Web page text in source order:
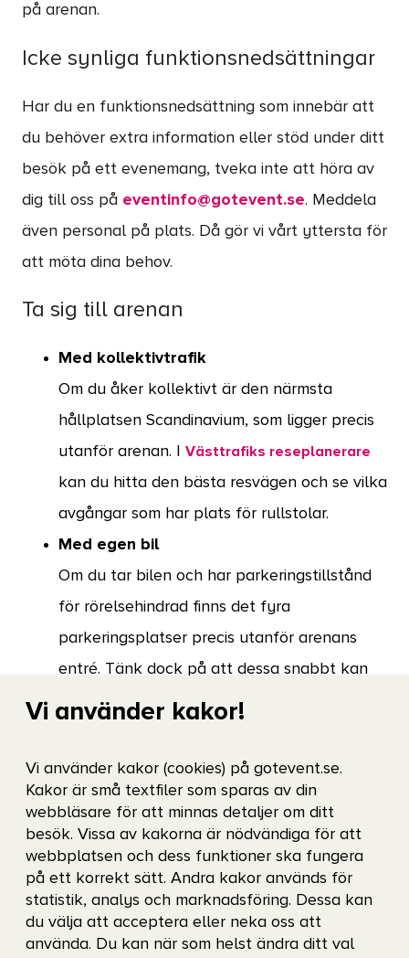
på arenan.
Icke synliga funktionsnedsättningar
Har du en funktionsnedsättning som innebär att
du behöver extra information eller stöd under ditt
besök på ett evenemang, tveka inte att höra av
dig till oss på eventinfo@gotevent.se. Meddela
även personal på plats. Då gör vi vårt yttersta för
att möta dina behov.
Ta sig till arenan
Med kollektivtrafik
Om du åker kollektivt är den närmsta
hållplatsen Scandinavium, som ligger precis
utanför arenan. I Västtrafiks reseplanerare
kan du hitta den bästa resvägen och se vilka
avgångar som har plats för rullstolar.
Med egen bil
Om du tar bilen och har parkeringstillstånd
för rörelsehindrad finns det fyra
parkeringsplatser precis utanför arenans
entré. Tänk dock på att dessa snabbt kan
bli upptagna vid evenemang.
Åker du med färdtjänst stannar de så nära
arenan som möjligt, ofta intill
rullstolsrampen som leder upp till arenans
entré. Uppge "Scandinavium, Valhallagatan
1" vid din beställning. Bokar du färdtjänst för
att ta dig från evenemanget rekommenderar
vi att du har cirka en halvtimme till godo på
Vi använder kakor!
Vi använder kakor (cookies) på gotevent.se.
Kakor är små textfiler som sparas av din
webbläsare för att minnas detaljer om ditt
besök. Vissa av kakorna är nödvändiga för att
webbplatsen och dess funktioner ska fungera
på ett korrekt sätt. Andra kakor används för
statistik, analys och marknadsföring. Dessa kan
du välja att acceptera eller neka oss att
använda. Du kan när som helst ändra ditt val